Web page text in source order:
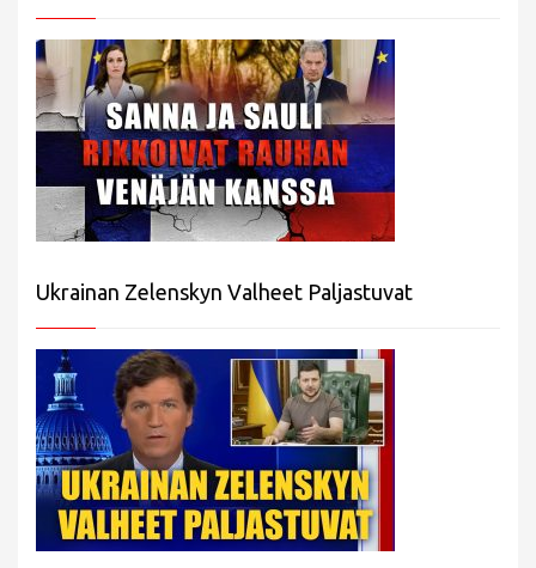
Ukrainan Zelenskyn Valheet Paljastuvat